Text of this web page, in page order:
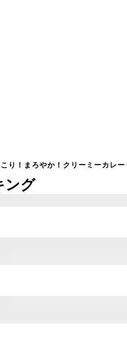
り！まろやか！クリーミーカレー
ング